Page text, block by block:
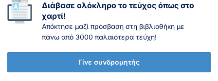
Διάβασε ολόκληρο το τεύχος όπως στο
χαρτί!
Απόκτησε μαζί πρόσβαση στη βιβλιοθήκη με
πάνω από 3000 παλαιότερα τεύχη!
Γίνε συνδρομητής